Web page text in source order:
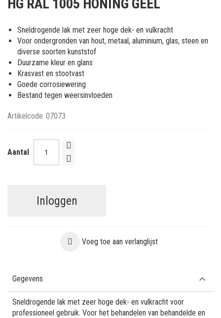
van
afbeeldingen-
gallerij
HG RAL 1005 HONING GEEL
Sneldrogende lak met zeer hoge dek- en vulkracht
Voor ondergronden van hout, metaal, aluminium, glas, steen en
diverse soorten kunststof
Duurzame kleur en glans
Krasvast en stootvast
Goede corrosiewering
Bestand tegen weersinvloeden
Artikelcode 07073
Aantal
Inloggen
Voeg toe aan verlanglijst
Gegevens
Sneldrogende lak met zeer hoge dek- en vulkracht voor
professioneel gebruik. Voor het behandelen van behandelde en